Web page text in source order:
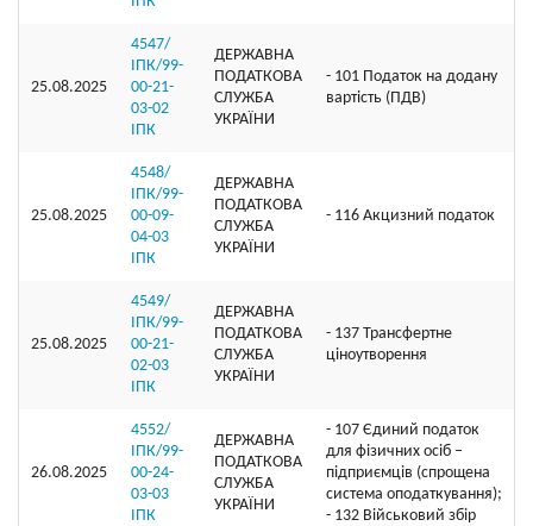
25.08.2025
4547/
ІПК/99-
00-21-
03-02
ІПК
ДЕРЖАВНА
ПОДАТКОВА
СЛУЖБА
УКРАЇНИ
- 101 Податок на додану
вартість (ПДВ)
25.08.2025
4548/
ІПК/99-
00-09-
04-03
ІПК
ДЕРЖАВНА
ПОДАТКОВА
СЛУЖБА
УКРАЇНИ
- 116 Акцизний податок
25.08.2025
4549/
ІПК/99-
00-21-
02-03
ІПК
ДЕРЖАВНА
ПОДАТКОВА
СЛУЖБА
УКРАЇНИ
- 137 Трансфертне
ціноутворення
26.08.2025
4552/
ІПК/99-
00-24-
03-03
ІПК
ДЕРЖАВНА
ПОДАТКОВА
СЛУЖБА
УКРАЇНИ
- 107 Єдиний податок
для фізичних осіб –
підприємців (спрощена
система оподаткування);
- 132 Військовий збір